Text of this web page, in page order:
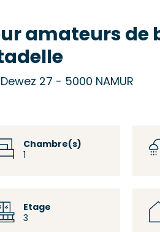
amateurs de
27 - 5000 NAMUR
Chambre(s)
1
Etage
3